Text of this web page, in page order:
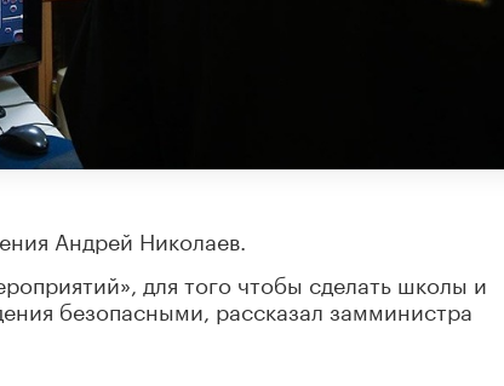
Андрей Николаев.
для того чтобы сделать школы и
безопасными, рассказал замминистра